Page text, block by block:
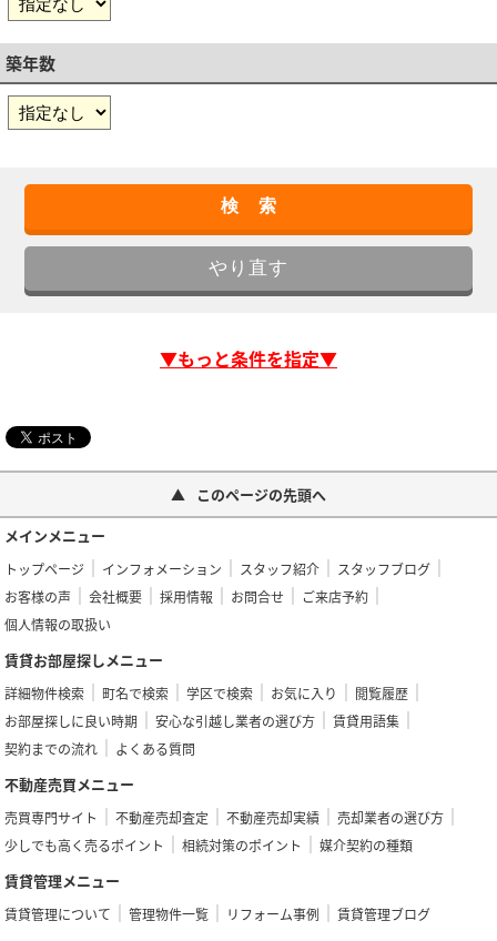
築年数
▼もっと条件を指定▼
このページの先頭へ
メインメニュー
トップページ インフォメーション スタッフ紹介
スタッフブログ
お客様の声
会社概要 採用情報 お問合せ
ご来店予約
個人情報の取扱い
賃貸お部屋探しメニュー
詳細物件検索 町名で検索 学区で検索 お気に入り
閲覧履歴
お部屋探しに良い時期
安心な引越し業者の選び方
賃貸用語集
契約までの流れ
よくある質問
不動産売買メニュー
売買専門サイト 不動産売却査定 不動産売却実績
売却業者の選び方
少しでも高く売るポイント
相続対策のポイント 媒介契約の種類
賃貸管理メニュー
賃貸管理について 管理物件一覧 リフォーム事例 賃貸管理ブログ